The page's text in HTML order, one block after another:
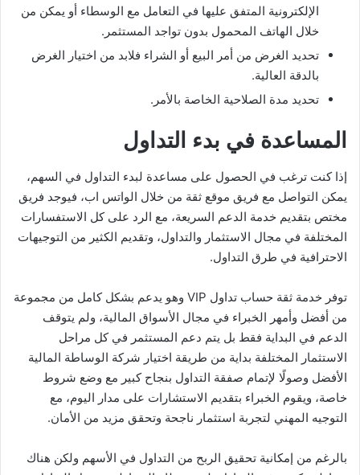
الإلكترونية المتفق عليها في التعامل مع الوسطاء أو يمكن من
خلال الهاتف المحمول بدون تواجد المستثمر.
تحديد الغرض من أمر البيع أو الشراء فلابد من اختيار الغرض
بالدقة العالية.
تحديد مدة الصلاحية الخاصة بالأمر.
المساعدة في بدء التداول
إذا كنت ترغب في الحصول على مساعدة لبدء التداول في السهم،
يمكن التواصل مع فريق موقع ثقة من خلال الواتس اب، فيوجد فريق
مختص بتقديم خدمة الدعم السريعة، مع الرد على كل الاستفسارات
المختلفة في مجال الاستثمار والتداول، وتقديم الكثير من التوجيهات
الاحترافية في طرق التداول.
توفر خدمة ثقة حساب تداول VIP وهو يدعم بشكل كامل من مجموعة
من أفضل وأمهر الخبراء في مجال الأسواق المالية، ولم يتوقف
الدعم في البداية فقط بل يتم دعم المستثمر في كل مراحل
الاستثمار المختلفة بداية من طريقة اختيار شركة الوساطة المالية
الأفضل وصولًا لإتمام صفقة التداول بنجاح كبير مع وضع شروط
خاصة، ويقوم الخبراء بتقديم الاستشارات على مدار اليوم، مع
التوجيه المهني لتجربة استثمار ناجحة وتحقق مزيد من الأمان.
بالرغم من إمكانية تحقيق الربح من التداول في الأسهم ولكن هناك